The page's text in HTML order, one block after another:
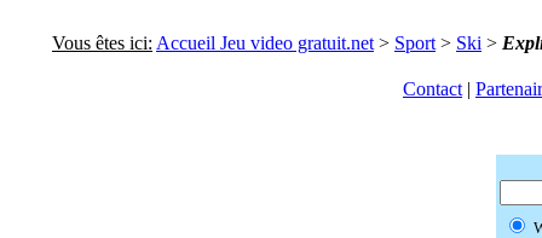
Vous êtes ici: Accueil Jeu video gratuit.net > Sport > Ski >
Contact |